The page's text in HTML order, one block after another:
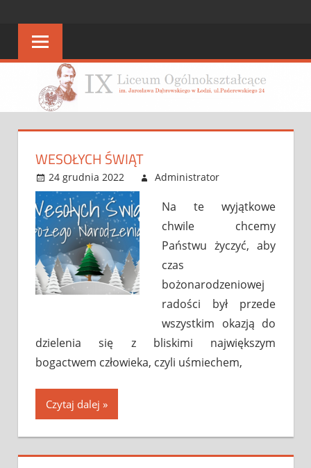
content
IX
LO
strona
LO
WESOŁYCH ŚWIĄT
24 grudnia 2022 Administrator
Na te wyjątkowe
chwile chcemy
Państwu życzyć, aby
czas
bożonarodzeniowej
radości był przede
wszystkim okazją do
dzielenia się z bliskimi największym
bogactwem człowieka, czyli uśmiechem,
Czytaj dalej